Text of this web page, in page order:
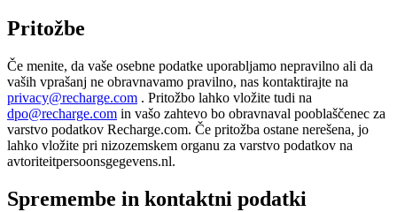
Pritožbe
Če menite, da vaše osebne podatke uporabljamo nepravilno ali da
vaših vprašanj ne obravnavamo pravilno, nas kontaktirajte na
privacy@recharge.com . Pritožbo lahko vložite tudi na
dpo@recharge.com in vašo zahtevo bo obravnaval pooblaščenec za
varstvo podatkov Recharge.com. Če pritožba ostane nerešena, jo
lahko vložite pri nizozemskem organu za varstvo podatkov na
avtoriteitpersoonsgegevens.nl.
Spremembe in kontaktni podatki